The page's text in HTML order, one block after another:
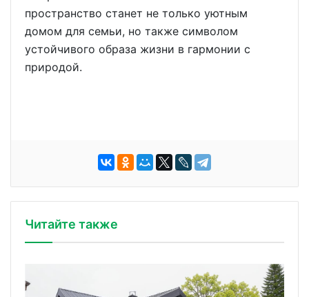
пространство станет не только уютным
домом для семьи, но также символом
устойчивого образа жизни в гармонии с
природой.
Читайте также